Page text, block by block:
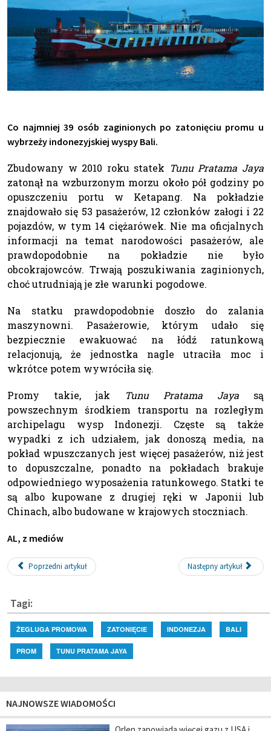
Co najmniej 39 osób zaginionych po zatonięciu promu u
wybrzeży indonezyjskiej wyspy Bali.
Zbudowany w 2010 roku statek Tunu Pratama Jaya
zatonął na wzburzonym morzu około pół godziny po
opuszczeniu portu w Ketapang. Na pokładzie
znajdowało się 53 pasażerów, 12 członków załogi i 22
pojazdów, w tym 14 ciężarówek. Nie ma oficjalnych
informacji na temat narodowości pasażerów, ale
prawdopodobnie na pokładzie nie było
obcokrajowców. Trwają poszukiwania zaginionych,
choć utrudniają je złe warunki pogodowe.
Na statku prawdopodobnie doszło do zalania
maszynowni. Pasażerowie, którym udało się
bezpiecznie ewakuować na łódź ratunkową
relacjonują, że jednostka nagle utraciła moc i
wkrótce potem wywróciła się.
Promy takie, jak Tunu Pratama Jaya są
powszechnym środkiem transportu na rozległym
archipelagu wysp Indonezji. Częste są także
wypadki z ich udziałem, jak donoszą media, na
pokład wpuszczanych jest więcej pasażerów, niż jest
to dopuszczalne, ponadto na pokładach brakuje
odpowiedniego wyposażenia ratunkowego. Statki te
są albo kupowane z drugiej ręki w Japonii lub
Chinach, albo budowane w krajowych stoczniach.
AL, z mediów
Poprzedni artykuł Następny artykuł
Tagi:
ŻEGLUGA PROMOWA ZATONIĘCIE INDONEZJA BALI
PROM TUNU PRATAMA JAYA
NAJNOWSZE WIADOMOŚCI